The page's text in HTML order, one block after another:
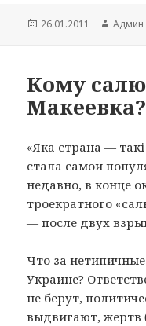
Опубликовано
26.01.2011 Автор
Админ
Кому
Макеевка?
«Яка страна —
стала самой
недавно, в конце
троекратного
— после двух
Что за
Украине?
не берут,
выдвигают, жертв